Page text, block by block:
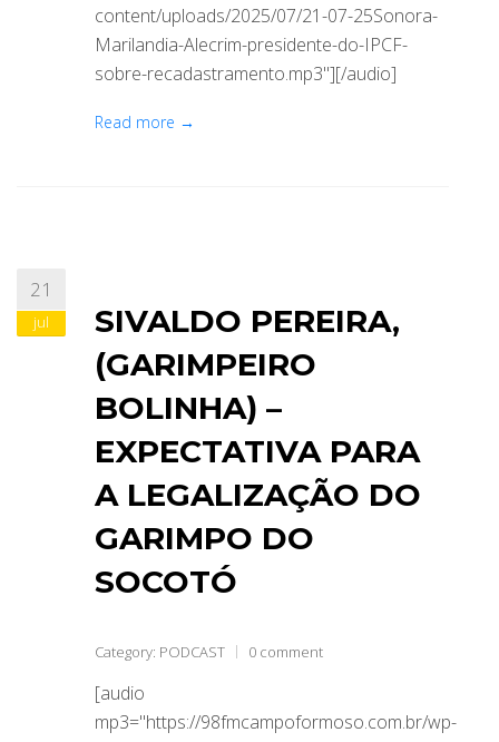
content/uploads/2025/07/21-07-25Sonora-
Marilandia-Alecrim-presidente-do-IPCF-
sobre-recadastramento.mp3"][/audio]
Read more →
21
jul
SIVALDO PEREIRA,
(GARIMPEIRO
BOLINHA) –
EXPECTATIVA PARA
A LEGALIZAÇÃO DO
GARIMPO DO
SOCOTÓ
Category: PODCAST 0 comment
[audio
mp3="https://98fmcampoformoso.com.br/wp-